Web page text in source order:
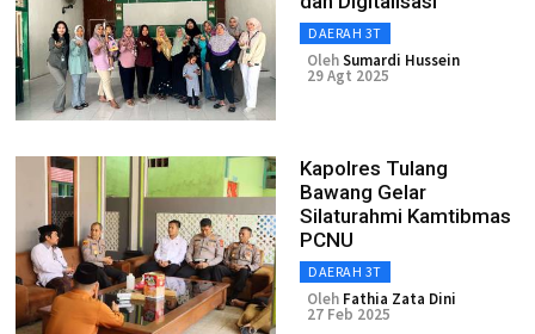
DAERAH 3T
OlehSumardi Hussein
29 Agt 2025
Kapolres Tulang
Bawang Gelar
Silaturahmi Kamtibmas
PCNU
DAERAH 3T
Oleh Fathia Zata Dini
27 Feb 2025